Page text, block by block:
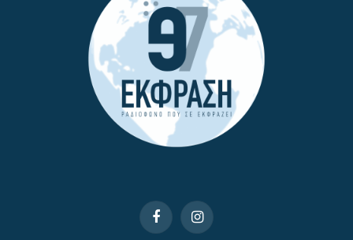
FacebookInstagram